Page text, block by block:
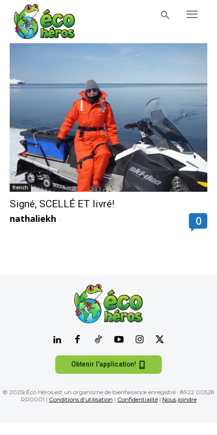
french
Signé, SCELLÉ ET livré!
nathaliekh - 0
Obtenir l'application!
© 2025| Éco Héros est un organisme de bienfaisance enregistré : 8922 00528
RR0001 | Conditions d’utilisation | Confidentialité| Nous joindre